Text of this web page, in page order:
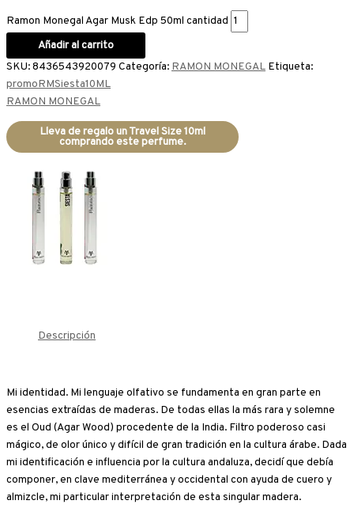
Ramon Monegal Agar Musk Edp 50ml cantidad
Añadir al carrito
SKU:8436543920079 Categoría: RAMON MONEGAL Etiqueta:
promoRMSiesta10ML
RAMON MONEGAL
Lleva de regalo un Travel Size 10ml
comprando este perfume.
Descripción
Mi identidad. Mi lenguaje olfativo se fundamenta en gran parte en
esencias extraídas de maderas. De todas ellas la más rara y solemne
es el Oud (Agar Wood) procedente de la India. Filtro poderoso casi
mágico, de olor único y difícil de gran tradición en la cultura árabe. Dada
mi identificación e influencia por la cultura andaluza, decidí que debía
componer, en clave mediterránea y occidental con ayuda de cuero y
almizcle, mi particular interpretación de esta singular madera.